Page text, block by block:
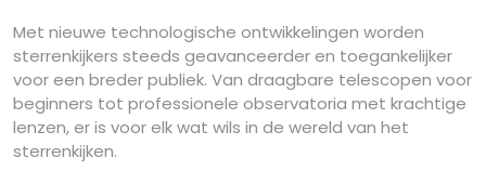
Met nieuwe technologische ontwikkelingen worden
sterrenkijkers steeds geavanceerder en toegankelijker
voor een breder publiek. Van draagbare telescopen voor
beginners tot professionele observatoria met krachtige
lenzen, er is voor elk wat wils in de wereld van het
sterrenkijken.